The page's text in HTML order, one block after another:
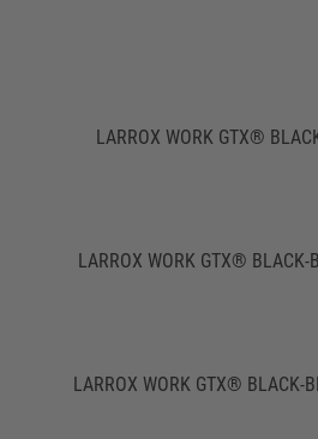
LARROX WORK GTX®
LARROX WORK GTX® BLACK-
LARROX WORK GTX® BLACK-